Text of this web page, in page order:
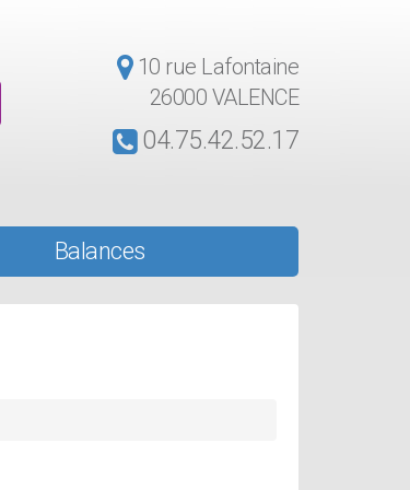
10 rue Lafontaine
26000 VALENCE
04.75.42.52.17
Balances